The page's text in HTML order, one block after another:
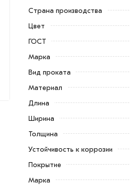
Страна производства
Цвет
ГОСТ
Марка
Вид проката
Материал
Длина
Ширина
Толщина
Устойчивость к коррозии
Покрытие
Марка